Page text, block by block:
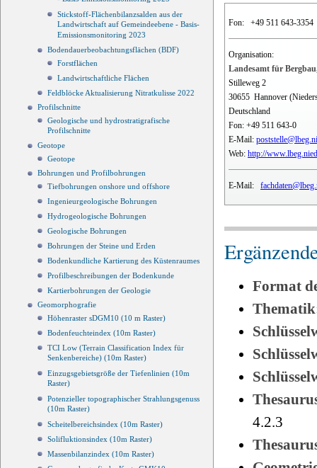
Stickstoff-Flächenbilanzsalden aus der
Landwirtschaft auf Gemeindeebene - Basis-
Emissionsmonitoring 2023
Bodendauerbeobachtungsflächen (BDF)
Forstflächen
Landwirtschaftliche Flächen
Feldblöcke Aktualisierung Nitratkulisse 2022
Profilschnitte
Geologische und hydrostratigrafische
Profilschnitte
Geotope
Geotope
Bohrungen und Profilbohrungen
Tiefbohrungen onshore und offshore
Ingenieurgeologische Bohrungen
Hydrogeologische Bohrungen
Geologische Bohrungen
Bohrungen der Steine und Erden
Bodenkundliche Kartierung des Küstenraumes
Profilbeschreibungen der Bodenkunde
Kartierbohrungen der Geologie
Geomorphografie
Höhenraster sDGM10 (10 m Raster)
Bodenfeuchteindex (10m Raster)
TCI Low (Terrain Classification Index für
Senkenbereiche) (10m Raster)
Einzugsgebietsgröße der Tiefenlinien (10m
Raster)
Potenzieller topographischer Strahlungsgenuss
(10m Raster)
Scheitelbereichsindex (10m Raster)
Solifluktionsindex (10m Raster)
Massenbilanzindex (10m Raster)
Fon: +49 511 643-3354
Organisation:
Landesamt für
Stilleweg 2
30655 Hannover
Deutschland
Fon: +49 511 643-0
E-Mail:
Web: http://
E-Mail:
Format
4.2.3